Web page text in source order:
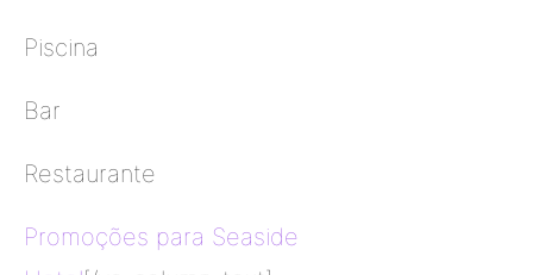
Piscina
Bar
Restaurante
Promoções para Seaside